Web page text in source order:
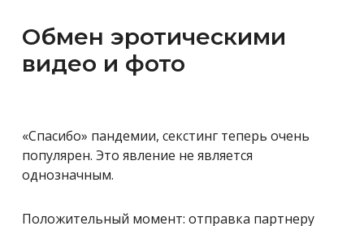
Обмен эротическими
видео и фото
«Спасибо» пандемии, секстинг теперь очень
популярен. Это явление не является
однозначным.
Положительный момент: отправка партнеру